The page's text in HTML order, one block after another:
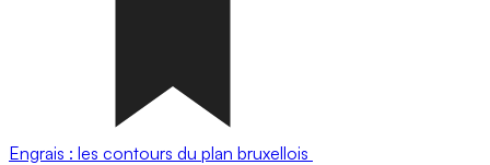
Engrais : les contours du plan bruxellois